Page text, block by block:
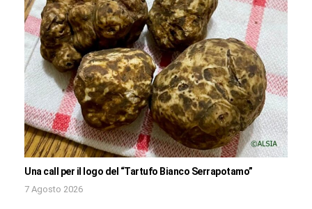
Una call per il logo del “Tartufo Bianco Serrapotamo”
7 Agosto 2026